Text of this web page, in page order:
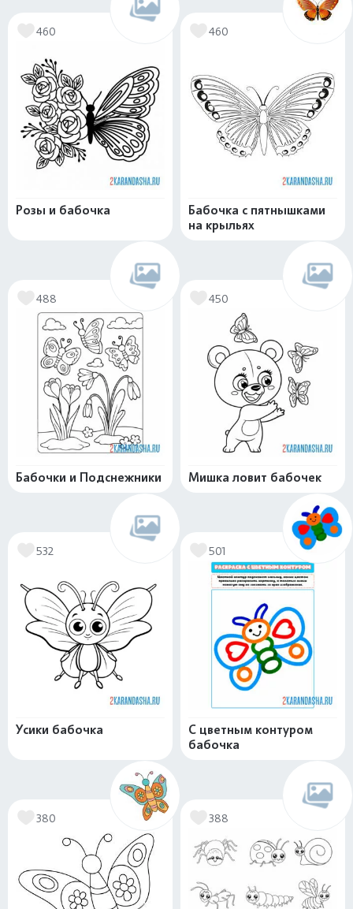
460
Розы и бабочка
460
Бабочка с пятнышками
на крыльях
488
Бабочки и Подснежники
450
Мишка ловит бабочек
532
Усики бабочка
501
С цветным контуром
бабочка
380 388